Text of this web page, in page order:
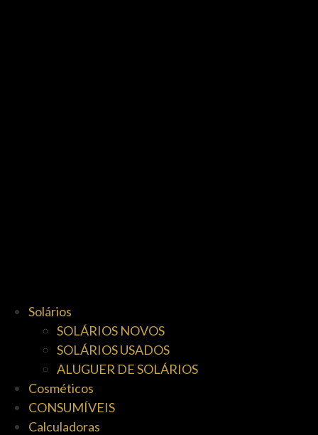
Solários
SOLÁRIOS NOVOS
SOLÁRIOS USADOS
ALUGUER DE SOLÁRIOS
Cosméticos
CONSUMÍVEIS
Calculadoras